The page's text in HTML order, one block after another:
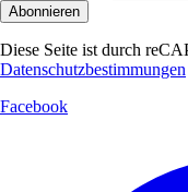
Abonnieren
Diese Seite ist durch
Datenschutzbestimmungen
Facebook